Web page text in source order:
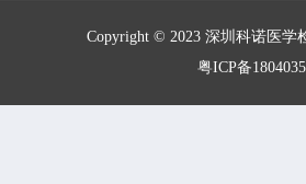
Copyright © 2023 深圳科诺医学
粤ICP备